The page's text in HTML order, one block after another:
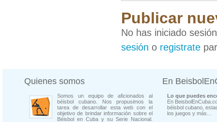
Publicar
No has iniciado
sesión o registrate
Quienes somos
Somos un equipo de aficionados al
béisbol cubano. Nos propusimos la
tarea de desarrollar esta web con el
objetivo de brindar información sobre el
Béisbol en Cuba y su Serie Nacional.
En
Lo que puedes
En
béisbol cubano,
los juegos y más...